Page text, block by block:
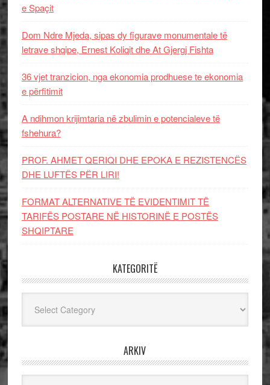
e Spaçit
Dom Ndre Mjeda, sipas dy figurave monumentale të
letrave shqipe, Ernest Koliqit dhe At Gjergj Fishta
36 vjet tranzicion, nga ekonomia prodhuese te ekonomia
e përfitimit
A ndihmon krijimtaria në zbulimin e potencialeve të
fshehura?
PROF. AHMET QERIQI DHE EPOKA E REZISTENCЁS
DHE LUFTЁS PЁR LIRI!
FORMAT ALTERNATIVE TË EVIDENTIMIT TË
TARIFËS POSTARE NË HISTORINË E POSTËS
SHQIPTARE
KATEGORITË
ARKIV